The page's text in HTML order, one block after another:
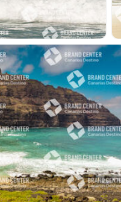
PH22272